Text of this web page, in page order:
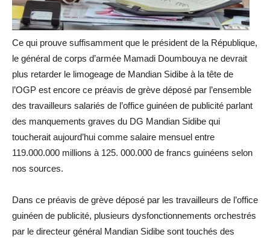
Ce qui prouve suffisamment que le président de la République,
le général de corps d’armée Mamadi Doumbouya ne devrait
plus retarder le limogeage de Mandian Sidibe à la tête de
l’OGP est encore ce préavis de grève déposé par l’ensemble
des travailleurs salariés de l’office guinéen de publicité parlant
des manquements graves du DG Mandian Sidibe qui
toucherait aujourd’hui comme salaire mensuel entre
119.000.000 millions à 125. 000.000 de francs guinéens selon
nos sources.
Dans ce préavis de grève déposé par les travailleurs de l’office
guinéen de publicité, plusieurs dysfonctionnements orchestrés
par le directeur général Mandian Sidibe sont touchés des